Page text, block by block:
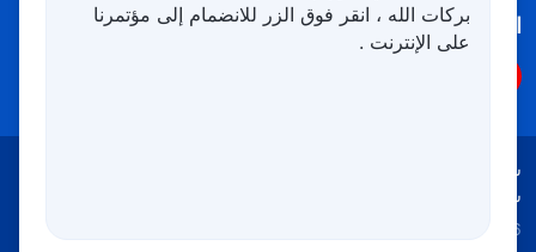
اتبعنا
شروط الاستخدام
سياسة ملفات تعريف الارتباط
Copyright © 2026
بركات الله ، انقر فوق الزر للانضمام إلى مؤتمرنا
على الإنترنت .